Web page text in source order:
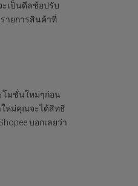
ะเป็นดีลช้อปรับ
ายการสินค้าที่
โมชั่นใหม่ๆก่อน
ใหม่คุณจะได้สิทธิ
บอกเลยว่า